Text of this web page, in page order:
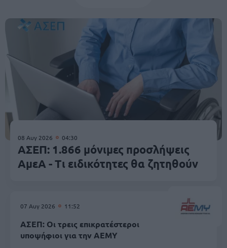
08 Αυγ 2026 04:30
ΑΣΕΠ: 1.866 μόνιμες προσλήψεις
ΑμεΑ - Τι ειδικότητες θα ζητηθούν
07 Αυγ 2026 11:52
ΑΣΕΠ: Οι τρεις επικρατέστεροι
υποψήφιοι για την ΑΕΜΥ